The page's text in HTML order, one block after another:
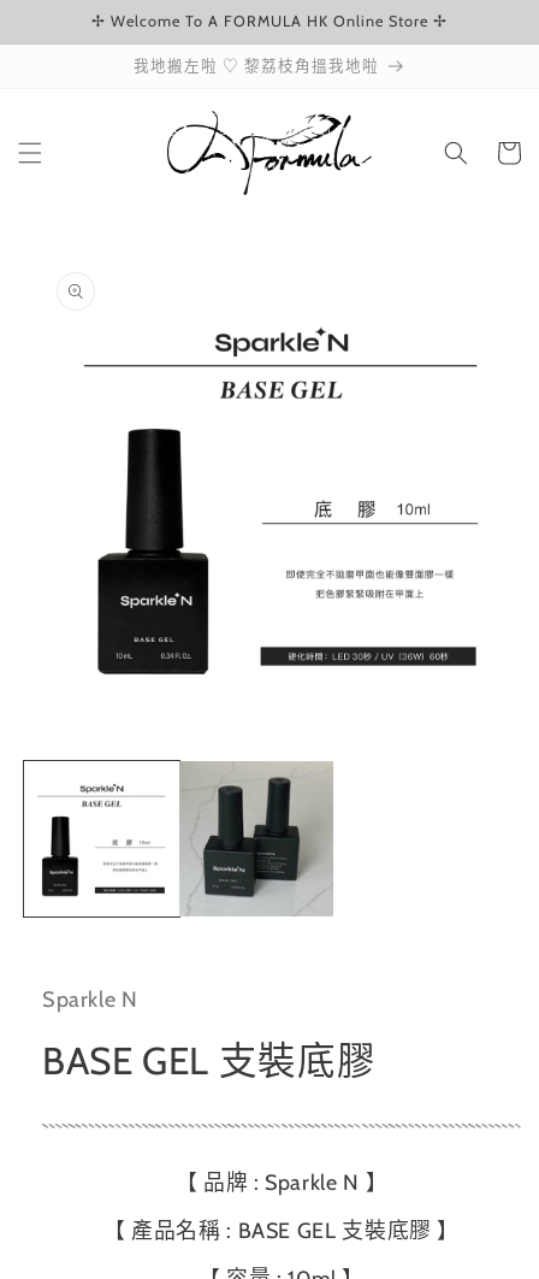
跳至內容✢ Welcome To A FORMULA HK Online Store ✢
我地搬左啦 ♡ 黎荔枝角搵我地啦
物
資訊
動
視
窗
中
開
檔
Sparkle N
BASE GEL 支裝底膠
【 品牌 : Sparkle N 】
【 產品名稱 : BASE GEL 支裝底膠 】